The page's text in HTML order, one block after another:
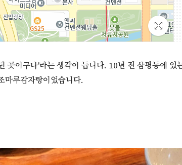
곳이구나'라는 생각이 듭니다. 10년 전 삼평동에 있
마루감자탕이었습니다.